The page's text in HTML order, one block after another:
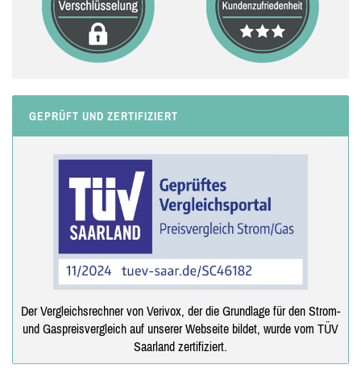
GEPRÜFT UND ZERTIFIZIERT
Der Vergleichsrechner von Verivox, der die Grundlage für den Strom-
und Gaspreisvergleich auf unserer Webseite bildet, wurde vom TÜV
Saarland zertifiziert.